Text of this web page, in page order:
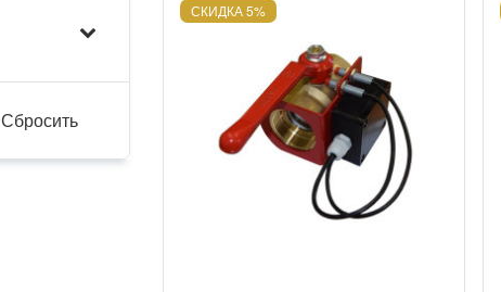
Сбросить
СКИДКА 5%